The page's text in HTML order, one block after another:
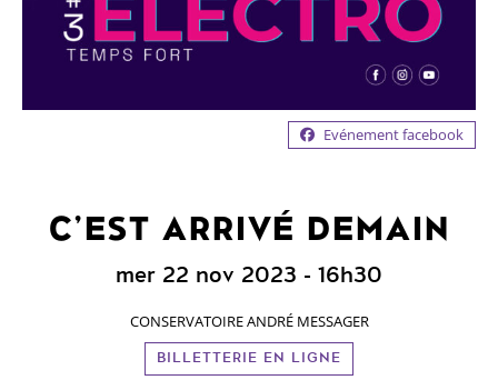
Evénement facebook
C’EST ARRIVÉ DEMAIN
mer 22 nov 2023 - 16h30
CONSERVATOIRE ANDRÉ MESSAGER
BILLETTERIE EN LIGNE